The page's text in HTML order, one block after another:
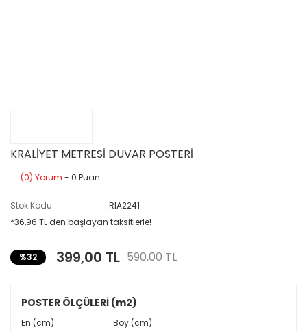
KRALİYET METRESİ DUVAR POSTERİ
(0) Yorum - 0 Puan
Stok Kodu
RIA2241
*36,96 TL den başlayan taksitlerle!
%32 399,00 TL 590,00 TL
POSTER ÖLÇÜLERİ (m2)
En (cm) Boy (cm)